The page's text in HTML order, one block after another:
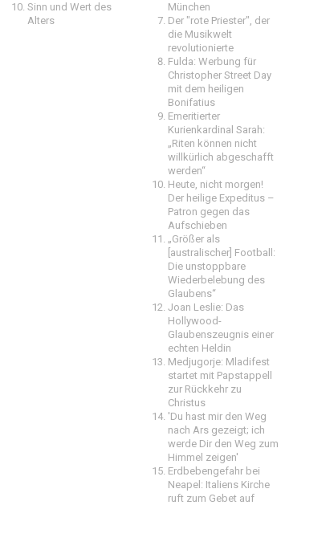
Sinn und Wert des
Alters
München
Der "rote Priester", der
die Musikwelt
revolutionierte
Fulda: Werbung für
Christopher Street Day
mit dem heiligen
Bonifatius
Emeritierter
Kurienkardinal Sarah:
„Riten können nicht
willkürlich abgeschafft
werden“
Heute, nicht morgen!
Der heilige Expeditus –
Patron gegen das
Aufschieben
„Größer als
[australischer] Football:
Die unstoppbare
Wiederbelebung des
Glaubens“
Joan Leslie: Das
Hollywood-
Glaubenszeugnis einer
echten Heldin
Medjugorje: Mladifest
startet mit Papstappell
zur Rückkehr zu
Christus
'Du hast mir den Weg
nach Ars gezeigt; ich
werde Dir den Weg zum
Himmel zeigen'
Erdbebengefahr bei
Neapel: Italiens Kirche
ruft zum Gebet auf